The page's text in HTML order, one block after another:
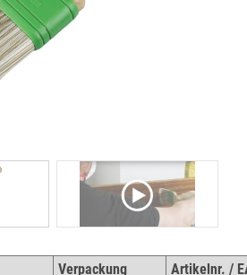
Verpackung Artikelnr. /